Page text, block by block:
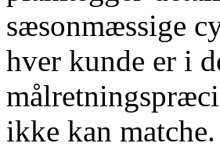
sæsonmæssige
hver kunde er i
ikke kan matche.